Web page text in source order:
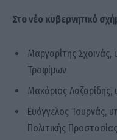
Στο νέο κυβερνητικό
Μαργαρίτης Σχοινάς,
Τροφίμων
Μακάριος Λαζαρίδης,
Ευάγγελος Τουρνάς,
Πολιτικής Προστασίας